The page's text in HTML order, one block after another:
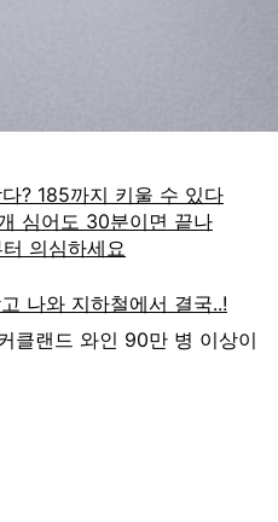
클랜드 와인 90만 병 이상이